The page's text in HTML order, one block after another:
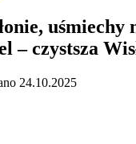
uśmiechy
– czystsza
24.10.2025